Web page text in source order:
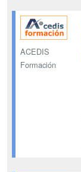
ACEDIS
Formación